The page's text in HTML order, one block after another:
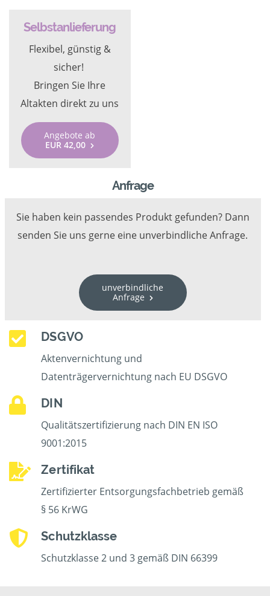
Selbstanlieferung
Flexibel, günstig &
sicher!
Bringen Sie Ihre
Altakten direkt zu uns
Angebote ab
EUR 42,00
Anfrage
Sie haben kein passendes Produkt gefunden? Dann
senden Sie uns gerne eine unverbindliche Anfrage.
unverbindliche
Anfrage
DSGVO
Aktenvernichtung und
Datenträgervernichtung nach EU DSGVO
DIN
Qualitätszertifizierung nach DIN EN ISO
9001:2015
Zertifikat
Zertifizierter Entsorgungsfachbetrieb gemäß
§ 56 KrWG
Schutzklasse
Schutzklasse 2 und 3 gemäß DIN 66399